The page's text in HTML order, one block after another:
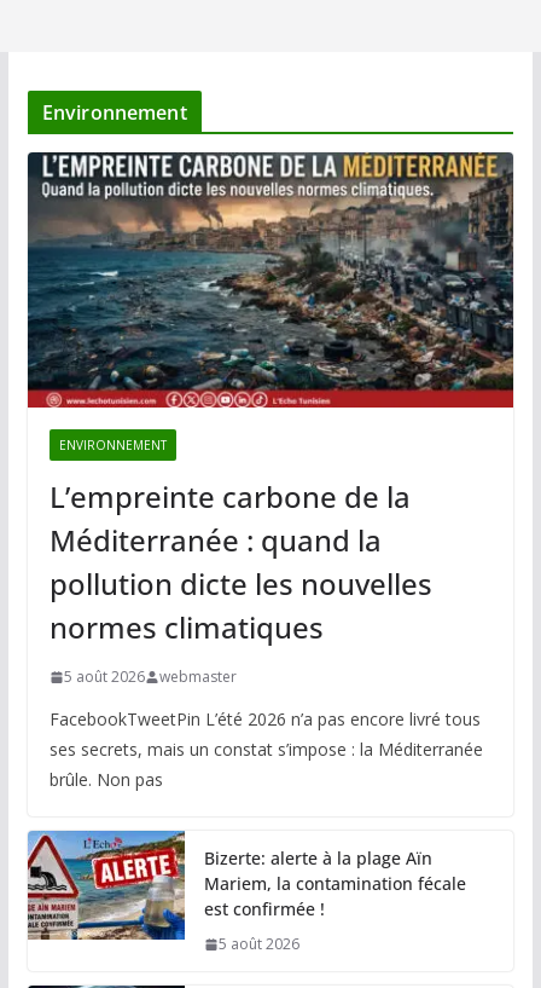
Environnement
ENVIRONNEMENT
L’empreinte carbone de la
Méditerranée : quand la
pollution dicte les nouvelles
normes climatiques
5 août 2026 webmaster
FacebookTweetPin L’été 2026 n’a pas encore livré tous
ses secrets, mais un constat s’impose : la Méditerranée
brûle. Non pas
Bizerte: alerte à la plage Aïn
Mariem, la contamination fécale
est confirmée !
5 août 2026